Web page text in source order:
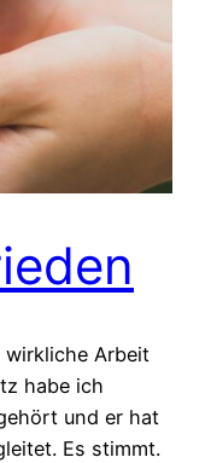
wirkliche Arbeit
habe ich
und er hat
Es stimmt.